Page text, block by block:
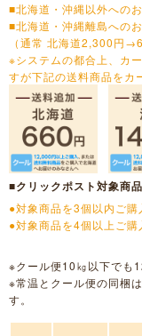
■北海道・沖縄以外への
■北海道・沖縄離島への
（通常 北海道2,300円
※システムの都合上、カ
すが下記の送料商品をカ
■クリックポスト対象商
●対象商品を3個以内ご
●対象商品を4個以上ご
※クール便10㎏以下でも
※常温とクール便の同梱
す。